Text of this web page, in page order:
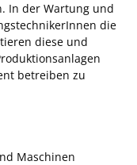
In der Wartung und
die
diese und
betreiben zu
Maschinen